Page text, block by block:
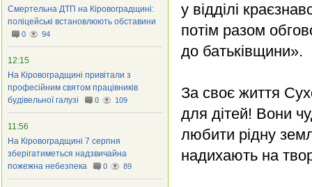
у відділі
потім разом
до батьківщини».
За своє життя
для дітей! Вони
любити рідну
надихають на
Смертельна ДТП на Кіровоградщині:
поліцейські встановлюють обставини
0 94
12:15
На Кіровоградщині привітали з
професійним святом працівників
будівельної галузі
0 109
11:56
На Кіровоградщині 7 серпня
зберігатиметься надзвичайна
пожежна небезпека
0 89